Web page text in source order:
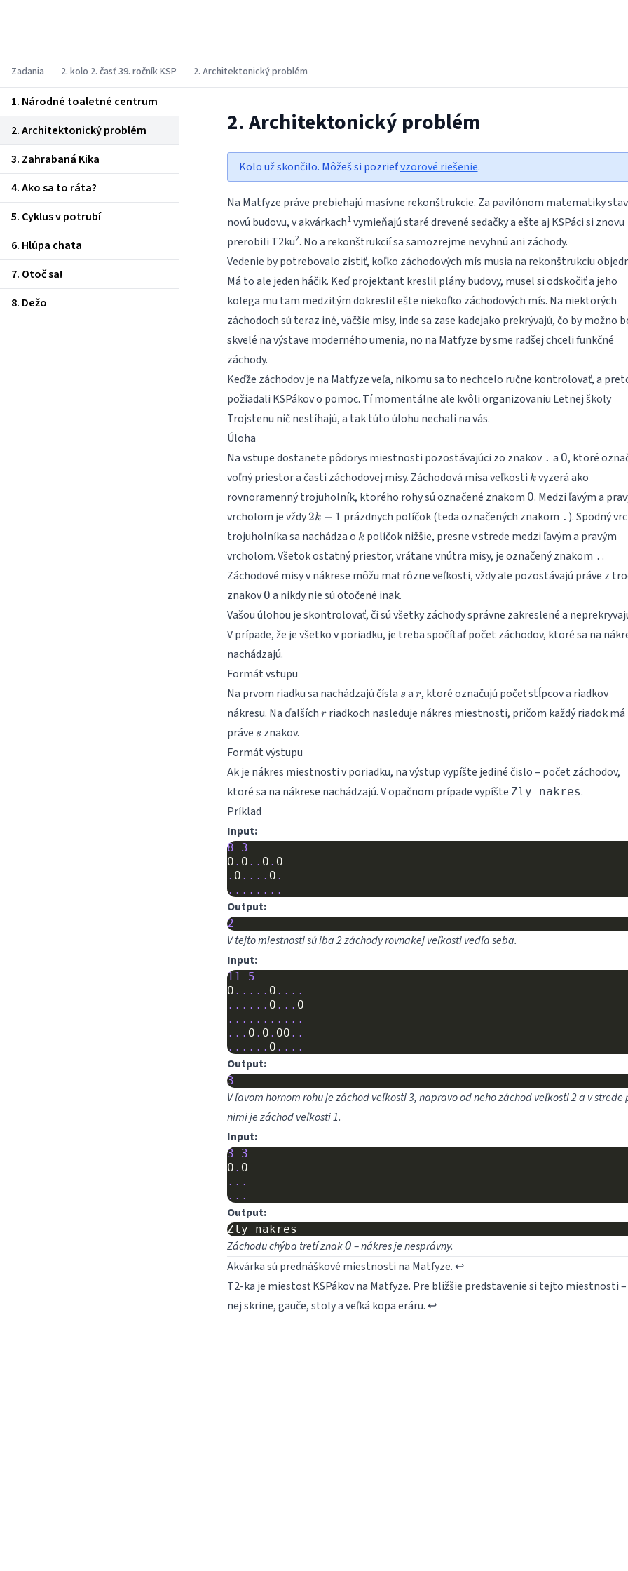
Zadania 2. kolo 2. časť 39. ročník KSP 2. Architektonický problém
1. Národné toaletné centrum
2. Architektonický problém
3. Zahrabaná Kika
4. Ako sa to ráta?
5. Cyklus v potrubí
6. Hlúpa chata
7. Otoč sa!
8. Dežo
2. Architektonický problém
Kolo už skončilo. Môžeš si pozrieťvzorové riešenie.
Na Matfyze práve prebiehajú masívne rekonštrukcie. Za pavilónom matematiky
novú budovu, v akvárkach1vymieňajú staré drevené sedačky a ešte aj KSPáci si znovu
prerobili T2ku2. No a rekonštrukcií sa samozrejme nevyhnú ani záchody.
Vedenie by potrebovalo zistiť, koľko záchodových mís musia na rekonštrukciu
Má to ale jeden háčik. Keď projektant kreslil plány budovy, musel si odskočiť a jeho
kolega mu tam medzitým dokreslil ešte niekoľko záchodových mís. Na niektorých
záchodoch sú teraz iné, väčšie misy, inde sa zase kadejako prekrývajú, čo by možno
skvelé na výstave moderného umenia, no na Matfyze by sme radšej chceli funkčné
záchody.
Keďže záchodov je na Matfyze veľa, nikomu sa to nechcelo ručne kontrolovať, a
požiadali KSPákov o pomoc. Tí momentálne ale kvôli organizovaniu Letnej školy
Trojstenu nič nestíhajú, a tak túto úlohu nechali na vás.
Úloha
Na vstupe dostanete pôdorys miestnosti pozostávajúci zo znakov . a O, ktoré
voľný priestor a časti záchodovej misy. Záchodová misa veľkosti k
k vyzerá ako
rovnoramenný trojuholník, ktorého rohy sú označené znakom O. Medzi ľavým a
vrcholom je vždy 2k-
2k − 1 prázdnych políčok (teda označených znakom . ). Spodný
trojuholníka sa nachádza o k
k políčok nižšie, presne v strede medzi ľavým a pravým
vrcholom. Všetok ostatný priestor, vrátane vnútra misy, je označený znakom . .
Záchodové misy v nákrese môžu mať rôzne veľkosti, vždy ale pozostávajú práve z
znakov O a nikdy nie sú otočené inak.
Vašou úlohou je skontrolovať, či sú všetky záchody správne zakreslené a
V prípade, že je všetko v poriadku, je treba spočítať počet záchodov, ktoré sa na
nachádzajú.
Formát vstupu
Na prvom riadku sa nachádzajú čísla s
s a r
r, ktoré označujú počeť stĺpcov a riadkov
nákresu. Na ďalších r
rriadkoch nasleduje nákres miestnosti, pričom každý riadok má
práve s
s znakov.
Formát výstupu
Ak je nákres miestnosti v poriadku, na výstup vypíšte jediné čislo – počet záchodov,
ktoré sa na nákrese nachádzajú. V opačnom prípade vypíšte Zly nakres.
Príklad
Input:
8
3
O . O .. O . O
. O .... O .
........
Output:
2
V tejto miestnosti sú iba 2 záchody rovnakej veľkosti vedľa seba.
Input:
11
5
O ..... O ....
...... O ... O
...........
... O . O . OO ..
...... O ....
Output:
3
V ľavom hornom rohu je záchod veľkosti 3, napravo od neho záchod veľkosti 2 a v strede
nimi je záchod veľkosti 1.
Input:
3
3
O . O
...
...
Output:
Záchodu chýba tretí znakO – nákres je nesprávny.
Akvárka sú prednáškové miestnosti na Matfyze. ↩
T2-ka je miestosť KSPákov na Matfyze. Pre bližšie predstavenie si tejto miestnosti –
nej skrine, gauče, stoly a veľká kopa eráru. ↩